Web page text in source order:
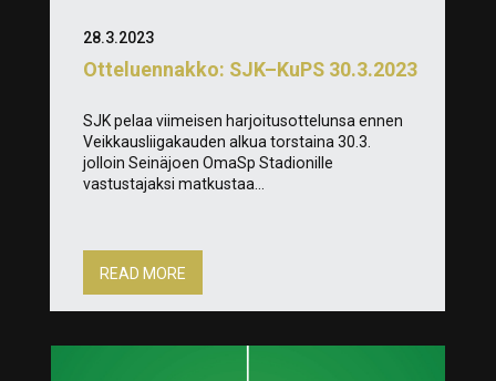
Otteluennakko: SJK–KuPS 30.3.2023
28.3.2023
SJK pelaa viimeisen harjoitusottelunsa ennen
Veikkausliigakauden alkua torstaina 30.3.
jolloin Seinäjoen OmaSp Stadionille
vastustajaksi matkustaa...
READ MORE